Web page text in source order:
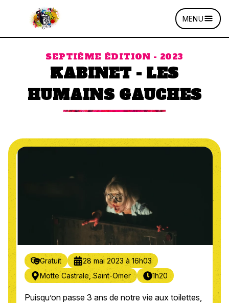
MENU
SEPTIÈME ÉDITION - 2023
KABINET - LES
HUMAINS GAUCHES
Gratuit
28 mai 2023 à 16h03
Motte Castrale, Saint-Omer
1h20
Puisqu’on passe 3 ans de notre vie aux toilettes,